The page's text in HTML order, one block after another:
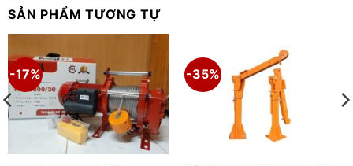
SẢN PHẨM TƯƠNG TỰ
-17% -35%